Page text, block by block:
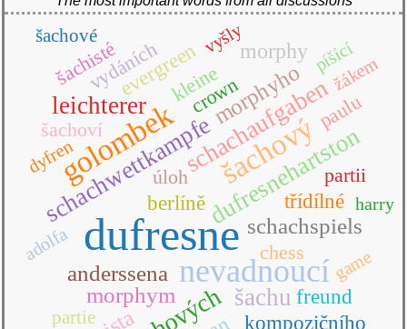
dufresne
nevadnoucí
golombek šachový
dufresnehartston
leichterer schachaufgaben
schachwettkampfe
šachu
anderssena
morphyho
morphym
schachspiels
morphy
berlíně
evergreen
freund
kompozičního
třídílné
chess
crown
kleine
partii
paulu
vydáních
úloh
šachisté
šachoví
partie
šachové
adolfa
dyfren
game
harry
píšící
vyšly
žákem